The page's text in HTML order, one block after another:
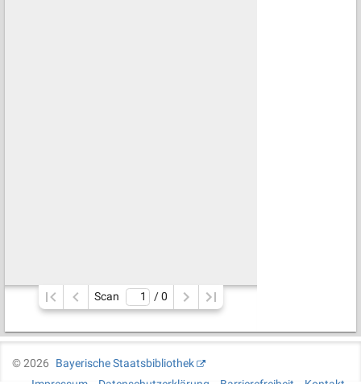
Scan / 0
©2026
Bayerische Staatsbibliothek